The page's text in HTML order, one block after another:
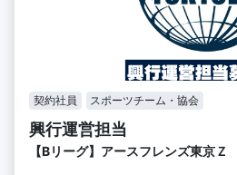
契約社員 スポーツチーム・協会
興行運営担当
【Bリーグ】アースフレンズ東京Ｚ